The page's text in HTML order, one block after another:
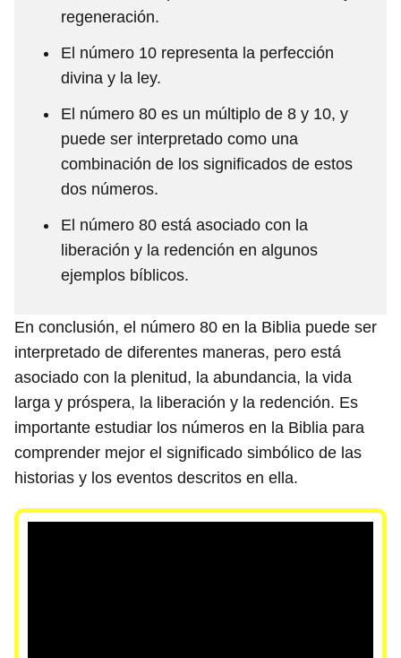
regeneración.
El número 10 representa la perfección
divina y la ley.
El número 80 es un múltiplo de 8 y 10, y
puede ser interpretado como una
combinación de los significados de estos
dos números.
El número 80 está asociado con la
liberación y la redención en algunos
ejemplos bíblicos.
En conclusión, el número 80 en la Biblia puede ser
interpretado de diferentes maneras, pero está
asociado con la plenitud, la abundancia, la vida
larga y próspera, la liberación y la redención. Es
importante estudiar los números en la Biblia para
comprender mejor el significado simbólico de las
historias y los eventos descritos en ella.